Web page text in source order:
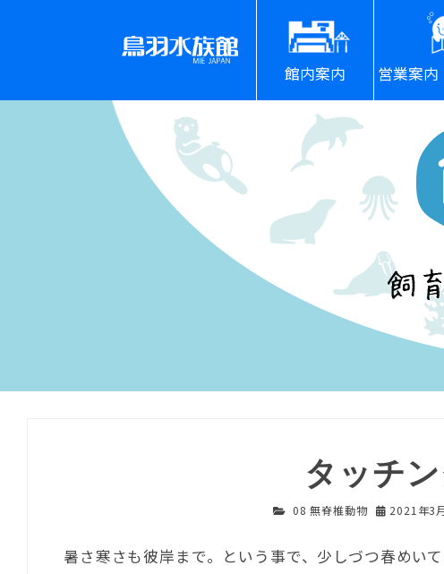
館内案内 営業案内
タッチ
08 無脊椎動物 2021年3
暑さ寒さも彼岸まで。という事で、少しづつ春めいて